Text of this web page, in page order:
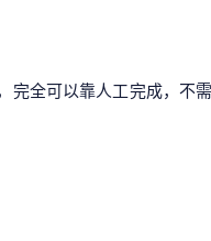
全可以靠人工完成，不